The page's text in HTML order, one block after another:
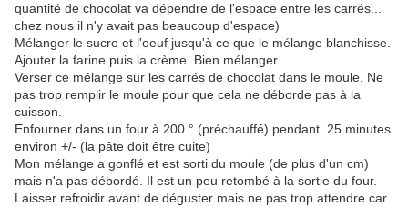
quantité de chocolat va dépendre de l'espace entre les carrés...
chez nous il n'y avait pas beaucoup d'espace)
Mélanger le sucre et l'oeuf jusqu'à ce que le mélange blanchisse.
Ajouter la farine puis la crème. Bien mélanger.
Verser ce mélange sur les carrés de chocolat dans le moule. Ne
pas trop remplir le moule pour que cela ne déborde pas à la
cuisson.
Enfourner dans un four à 200 ° (préchauffé) pendant 25 minutes
environ +/- (la pâte doit être cuite)
Mon mélange a gonflé et est sorti du moule (de plus d'un cm)
mais n'a pas débordé. Il est un peu retombé à la sortie du four.
Laisser refroidir avant de déguster mais ne pas trop attendre car